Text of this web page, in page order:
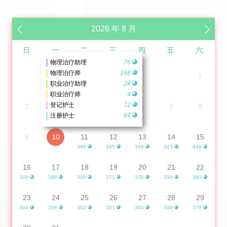
2026 年 8 月
日 一 二 三 四 五 六
1
2 3 7 8
9
物理治疗助理
76
物理治疗师
168
职业治疗助理
24
职业治疗师
4
登记护士
72
注册护士
64
10
396
11
395
12
356
13
315
14
436
15
348
16
398
17
300
18
371
19
335
20
296
21
380
22
304
23
306
24
302
25
351
26
304
27
368
28
376
29